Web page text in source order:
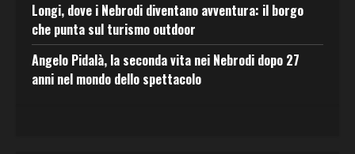
Longi, dove i Nebrodi diventano avventura: il borgo
che punta sul turismo outdoor
Angelo Pidalà, la seconda vita nei Nebrodi dopo 27
anni nel mondo dello spettacolo